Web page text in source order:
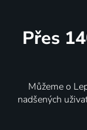
Přes
Můžeme o
nadšených